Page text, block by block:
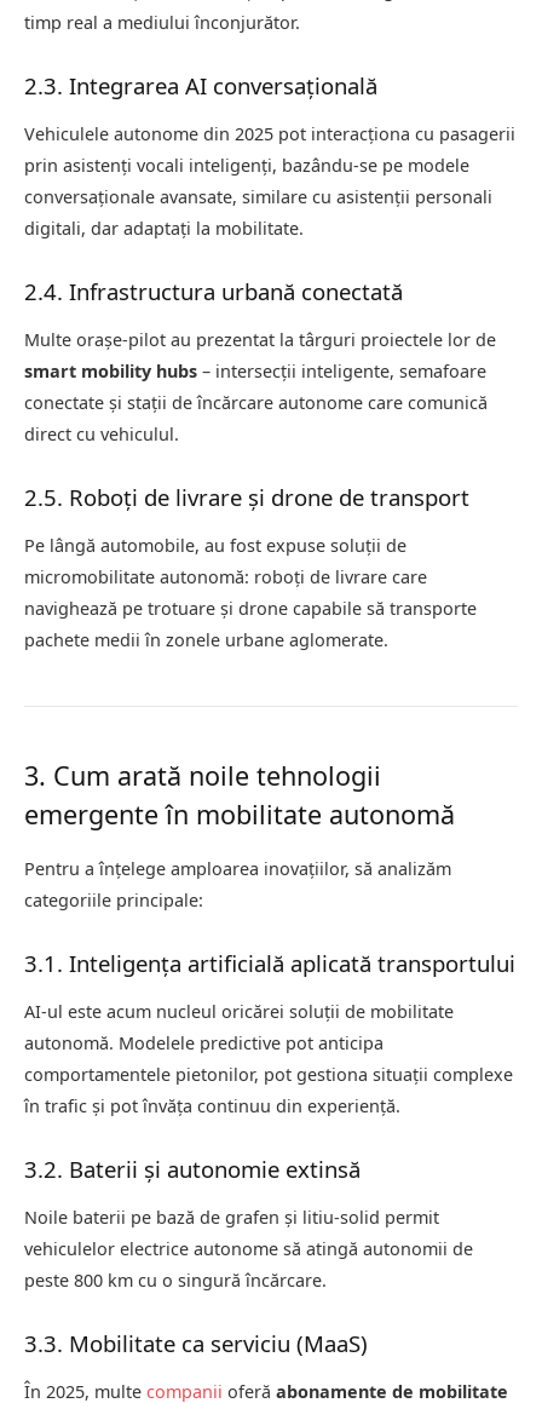
timp real a mediului înconjurător.
2.3. Integrarea AI conversațională
Vehiculele autonome din 2025 pot interacționa cu pasagerii
prin asistenți vocali inteligenți, bazându-se pe modele
conversaționale avansate, similare cu asistenții personali
digitali, dar adaptați la mobilitate.
2.4. Infrastructura urbană conectată
Multe orașe-pilot au prezentat la târguri proiectele lor de
smart mobility hubs – intersecții inteligente, semafoare
conectate și stații de încărcare autonome care comunică
direct cu vehiculul.
2.5. Roboți de livrare și drone de transport
Pe lângă automobile, au fost expuse soluții de
micromobilitate autonomă: roboți de livrare care
navighează pe trotuare și drone capabile să transporte
pachete medii în zonele urbane aglomerate.
3. Cum arată noile tehnologii
emergente în mobilitate autonomă
Pentru a înțelege amploarea inovațiilor, să analizăm
categoriile principale:
3.1. Inteligența artificială aplicată transportului
AI-ul este acum nucleul oricărei soluții de mobilitate
autonomă. Modelele predictive pot anticipa
comportamentele pietonilor, pot gestiona situații complexe
în trafic și pot învăța continuu din experiență.
3.2. Baterii și autonomie extinsă
Noile baterii pe bază de grafen și litiu-solid permit
vehiculelor electrice autonome să atingă autonomii de
peste 800 km cu o singură încărcare.
3.3. Mobilitate ca serviciu (MaaS)
În 2025, multe companii oferă abonamente de mobilitate